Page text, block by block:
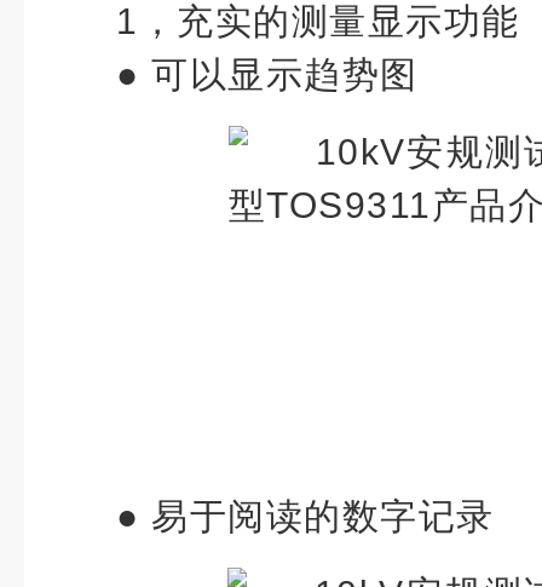
1，充实的测量显示功能
● 可以显示趋势图
● 易于阅读的数字记录